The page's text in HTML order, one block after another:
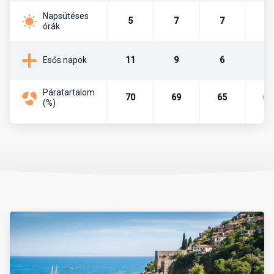
Törökország fővárosa 1923 óta a kb. 5,5 millió lakosú Ankara. Itt
ülésezik a parlament, illetve itt találhatók a fontosabb
alapítója, Mustafa Kemal Atatürk is az itt lévő Anitkabir
mauzóleumban.
Pénznem, pénzváltás
Célszerű eurót vagy dollárt még Magyarországról magunkkal
vinni és azt a helyszínen átváltani, de csak hivatalos beváltó
helyeken, azaz hivatalos devizaváltóknál, illetve bankokban.
Nagyvárosokban és a tengerpartokon, népszerű üdülőhelyeken,
Napsütéses
órák
5 7 7
Esős napok 11 9 6
Páratartalom
(%)
70 69 65 67